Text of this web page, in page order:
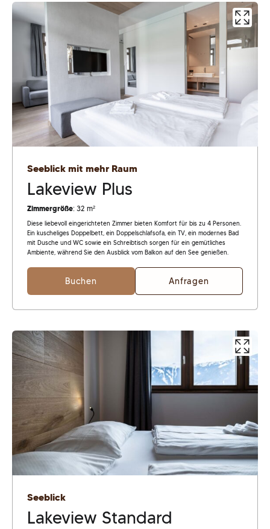
Seeblick mit mehr Raum
Lakeview Plus
Zimmergröße: 32 m²
Diese liebevoll eingerichteten Zimmer bieten Komfort für bis zu 4 Personen.
Ein kuscheliges Doppelbett, ein Doppelschlafsofa, ein TV, ein modernes Bad
mit Dusche und WC sowie ein Schreibtisch sorgen für ein gemütliches
Ambiente, während Sie den Ausblick vom Balkon auf den See genießen.
Buchen Anfragen
Seeblick
Lakeview Standard